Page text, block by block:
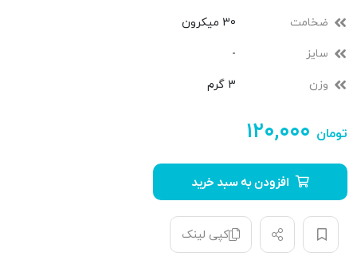
ضخامت 30 میکرون
سایز -
وزن 3 گرم
۱۲۰,۰۰۰ تومان
افزودن به سبد خرید
کپی لینک